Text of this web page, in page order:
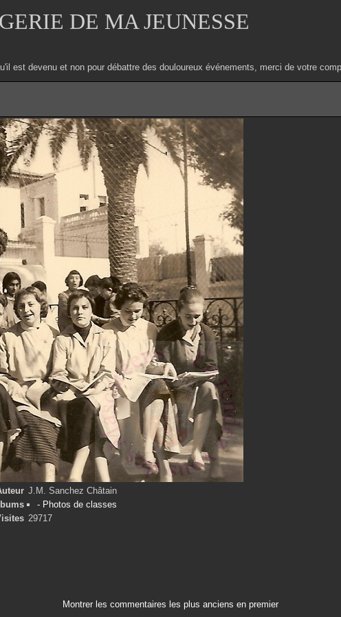
DE MA JEUNESSE
est devenu et non pour débattre des douloureux événements, merci de votre
J.M. Sanchez Châtain
- Photos de classes
29717
Montrer les commentaires les plus anciens en premier